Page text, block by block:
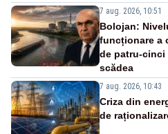
7 aug. 2026, 10:51
Bolojan:
funcționare a
de patru-cinci
scădea
7 aug. 2026, 10:43
Criza din
de